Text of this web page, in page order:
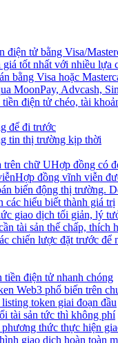
điện tử bằng Visa/
giá tốt nhất với nhiều lựa
bằng Visa hoặc
MoonPay, Advcash,
điện tử chéo, tài
để đi trước
tin thị trường kịp thời
trên chữ UHợp đồng có
Hợp đồng vĩnh viễn
biến động thị trường.
các hiểu biết thành giá trị
giao dịch tối giản, lý
tài sản thế chấp, thích
chiến lược đặt trước
tiền điện tử nhanh chóng
Web3 phổ biến trên
token giai đoạn đầu
tài sản tức thì không phí
thức thực hiện
giao dịch hoàn toàn